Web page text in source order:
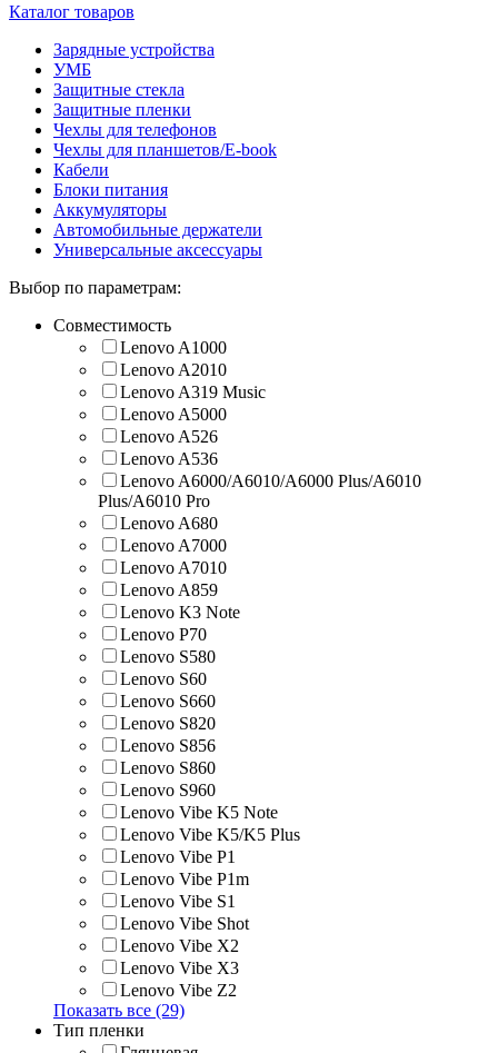
Каталог товаров
Зарядные устройства
УМБ
Защитные стекла
Защитные пленки
Чехлы для телефонов
Чехлы для планшетов/E-book
Кабели
Блоки питания
Аккумуляторы
Автомобильные держатели
Универсальные аксессуары
Выбор по параметрам:
Совместимость
Lenovo A1000
Lenovo A2010
Lenovo A319 Music
Lenovo A5000
Lenovo A526
Lenovo A536
Lenovo A6000/A6010/A6000 Plus/A6010
Plus/A6010 Pro
Lenovo A680
Lenovo A7000
Lenovo A7010
Lenovo A859
Lenovo K3 Note
Lenovo P70
Lenovo S580
Lenovo S60
Lenovo S660
Lenovo S820
Lenovo S856
Lenovo S860
Lenovo S960
Lenovo Vibe K5 Note
Lenovo Vibe K5/K5 Plus
Lenovo Vibe P1
Lenovo Vibe P1m
Lenovo Vibe S1
Lenovo Vibe Shot
Lenovo Vibe X2
Lenovo Vibe X3
Lenovo Vibe Z2
Показать все (29)
Тип пленки